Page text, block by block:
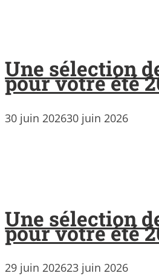
Une sélection
pour votre été
30 juin 202630 juin 2026
Une sélection
pour votre été
29 juin 202623 juin 2026